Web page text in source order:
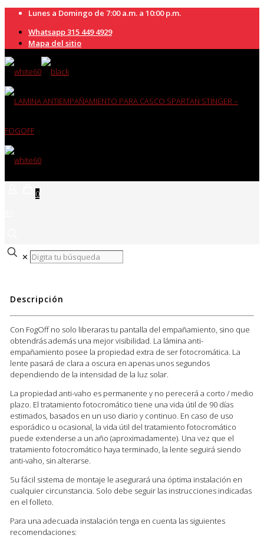
Lunes a Domingo de 7:00 a.m. a 10:00 p.m.
Whatsapp 315 449 4929
Mapa del sitio
0
✕
Descripción
Con FogOff no solo liberaras tu pantalla del empañamiento, sino que
obtendrás además una mejor visibilidad. La lámina anti-
empañamiento posee la propiedad extra de ser fotocromática. La
lente pasará de clara a oscura en apenas unos segundos
dependiendo de la intensidad de la luz solar.
La propiedad anti-vaho es permanente y no perecerá a corto / medio
plazo. El tratamiento fotocromático tiene una vida útil de 90 días
estimados, basados en un uso diario y continuo. En caso de uso
esporádico u ocasional, la vida útil del tratamiento fotocromático
puede extenderse a un año (aproximadamente). Una vez que el
tratamiento fotocromático haya terminado, la lente seguirá siendo
anti-vaho, sin alterarse.
Su fácil sistema de montaje le asegurará una óptima instalación en
cualquier circunstancia. Solo debe seguir las instrucciones indicadas
en el folleto.
Para una adecuada instalación tenga en cuenta las siguientes
recomendaciones: